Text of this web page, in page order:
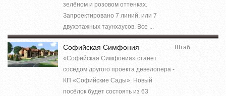
зелёном и розовом оттенках.
Запроектировано 7 линий, или 7
двухэтажных таунхаусов. Все ...
Софийская Симфония
«Софийская Симфония» станет
соседом другого проекта девелопера -
КП «Софийские Сады». Новый
посёлок будет состоять из 63
Штаб